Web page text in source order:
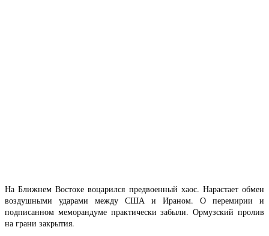
На Ближнем Востоке воцарился предвоенный хаос. Нарастает обмен
воздушными ударами между США и Ираном. О перемирии и
подписанном меморандуме практически забыли. Ормузский пролив
на грани закрытия.